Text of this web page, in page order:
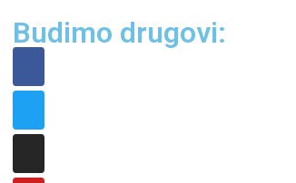
Budimo drugovi: